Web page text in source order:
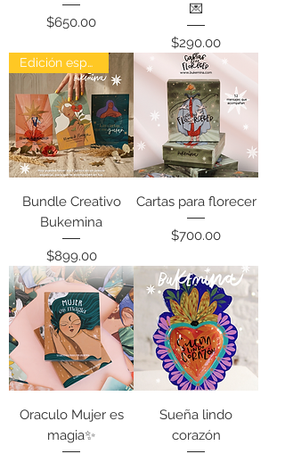
Precio
$650.00
💌
Precio
$290.00
Edición especial
Bundle Creativo
Bukemina
Precio
$899.00
Cartas para florecer
Precio
$700.00
Oraculo Mujer es
magia✨
Sueña lindo
corazón